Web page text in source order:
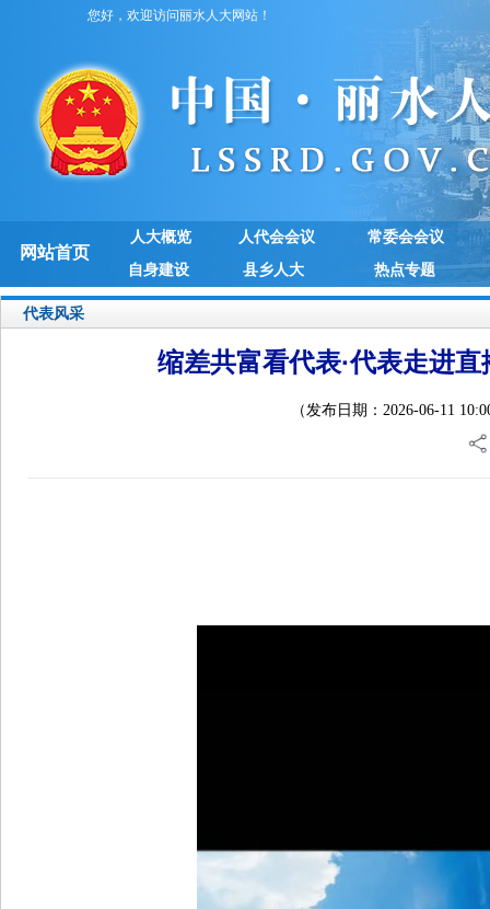
您好，欢迎访问丽水人大网站！
网站首页
人大概览 人代会会议
常委会会议
自身建设
县乡人大 热点专题
代表风采
缩差共富看代表·代表走进
（发布日期：2026-06-11